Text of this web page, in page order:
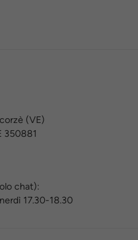
(VE)
350881
chat):
17.30-18.30